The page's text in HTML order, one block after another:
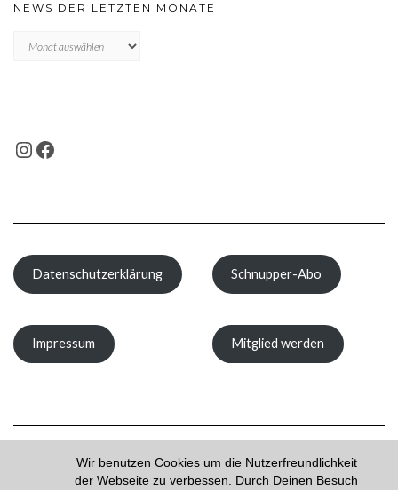
Wir benutzen Cookies um die Nutzerfreundlichkeit
der Webseite zu verbessen. Durch Deinen Besuch
NEWS DER LETZTEN MONATE
der
INSTAGRAM
FACEBOOK
Datenschutzerklärung
Impressum
Schnupper-Abo
Mitglied werden